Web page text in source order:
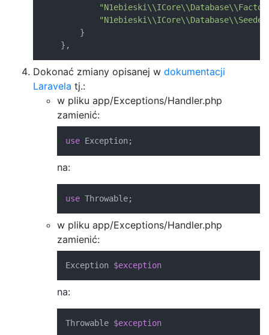
}
} ,
Dokonać zmiany opisanej w dokumentacji
Laravela tj.:
w pliku app/Exceptions/Handler.php
zamienić:
use Exception;
na:
use Throwable;
w pliku app/Exceptions/Handler.php
zamienić:
Exception $exception
na:
Throwable $exception